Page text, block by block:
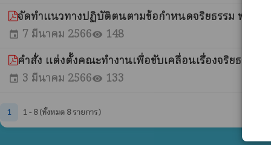
จัดทำแนวทางปฏิบัติตนตามข้อกำหนดจริยธรรม พ.ศ.
event 7 มีนาคม 2566visibility 148
คำสั่ง แต่งตั้งคณะทำงานเพื่อขับเคลื่อนเรื่องจริยธรรม
event 3 มีนาคม 2566visibility 133
1 1 - 8 (ทั้งหมด 8 รายการ)